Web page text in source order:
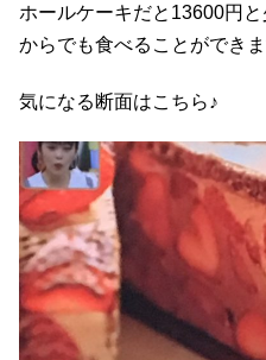
ホールケーキだと13600円
からでも食べることができ
気になる断面はこちら♪